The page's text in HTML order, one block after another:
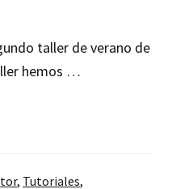
taller de verano de
hemos …
, Tutoriales,